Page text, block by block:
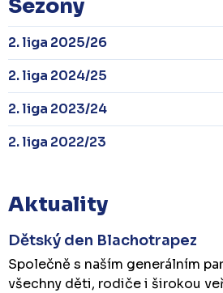
Sezóny
2. liga 2025/26
2. liga 2024/25
2. liga 2023/24
2. liga 2022/23
Aktuality
Dětský den Blachotrapez
Společně s naším generálním
všechny děti, rodiče i širokou